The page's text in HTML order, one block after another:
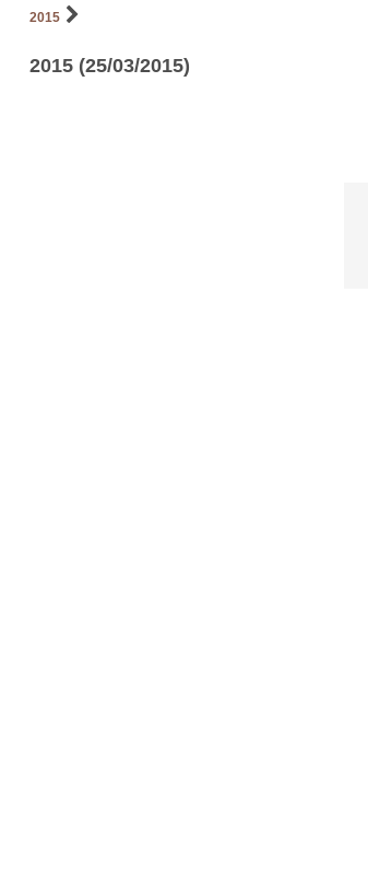
2015
2015 (25/03/2015)